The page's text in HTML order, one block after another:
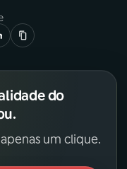
do
um clique.